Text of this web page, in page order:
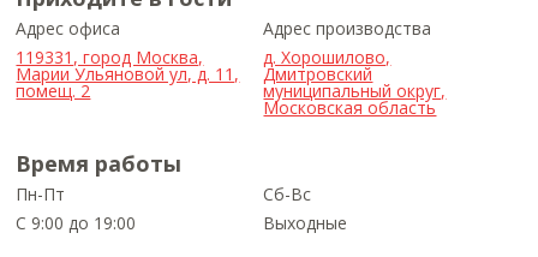
Адрес офиса
119331, город Москва,
Марии Ульяновой ул, д. 11,
помещ. 2
Адрес производства
д. Хорошилово,
Дмитровский
муниципальный округ,
Московская область
Время работы
Пн-Пт
С 9:00 до 19:00
Сб-Вс
Выходные